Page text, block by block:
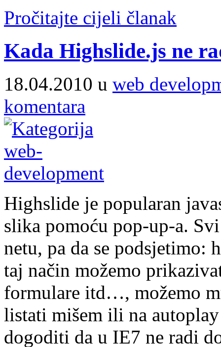
Pročitajte cijeli članak
Kada Highslide.js ne
18.04.2010 u web
komentara
Highslide je popularan
slika pomoću pop-up-a.
netu, pa da se podsjetimo:
taj način možemo
formulare itd…, možemo
listati mišem ili na
dogoditi da u IE7 ne radi